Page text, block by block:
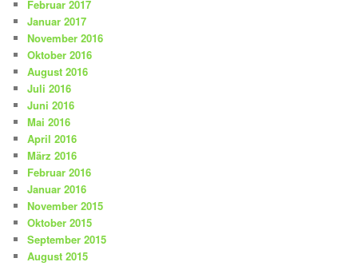
Februar 2017
Januar 2017
November 2016
Oktober 2016
August 2016
Juli 2016
Juni 2016
Mai 2016
April 2016
März 2016
Februar 2016
Januar 2016
November 2015
Oktober 2015
September 2015
August 2015